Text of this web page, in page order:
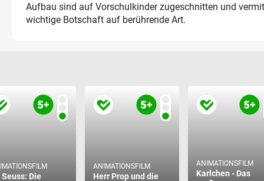
Aufbau sind auf Vorschulkinder zugeschnitten und
wichtige Botschaft auf berührende Art.
Seuss: Die
ANIMATIONSFILM
Herr Prop und die
ANIMATIONSFILM
Karlchen - Das